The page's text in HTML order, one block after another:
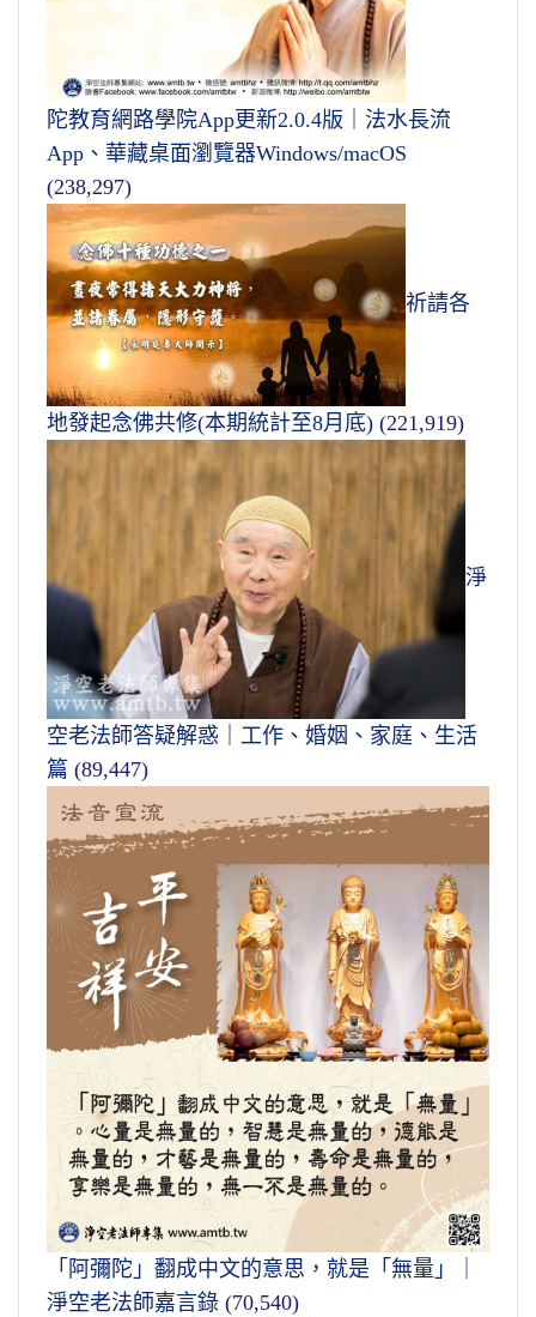
陀教育網路學院App更新2.0.4版｜法水長流
App、華藏桌面瀏覽器Windows/macOS
(238,297)
祈請各
地發起念佛共修(本期統計至8月底) (221,919)
淨
空老法師答疑解惑｜工作、婚姻、家庭、生活
篇 (89,447)
「阿彌陀」翻成中文的意思，就是「無量」｜
淨空老法師嘉言錄 (70,540)